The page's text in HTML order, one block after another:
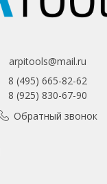
arpitools@mail.ru
8 (495) 665-82-62
8 (925) 830-67-90
Обратный звонок